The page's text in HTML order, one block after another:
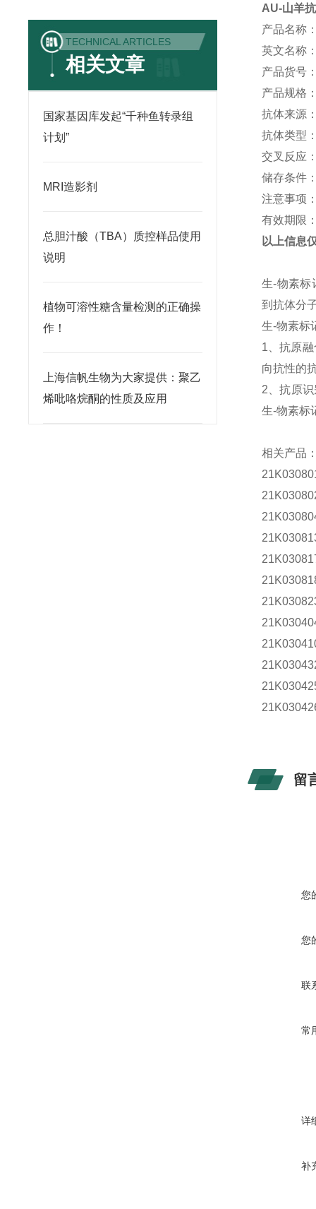
TECHNICAL ARTICLES
相关文章
国家基因库发起“千种鱼转录组
计划”
MRI造影剂
总胆汁酸（TBA）质控样品使用
说明
植物可溶性糖含量检测的正确操
作！
上海信帆生物为大家提供：聚乙
烯吡咯烷酮的性质及应用
AU-山羊
产品名称
英文名称
产品货号
产品规格
抗体来源
抗体类型
交叉反应
储存条件
注意事项
有效期限
以上信息
生-物素标
到抗体分
生-物素标
1 、抗原
向抗性的
2 、抗原
生-物素标
相关产品
留
您
您
联
常
详
补